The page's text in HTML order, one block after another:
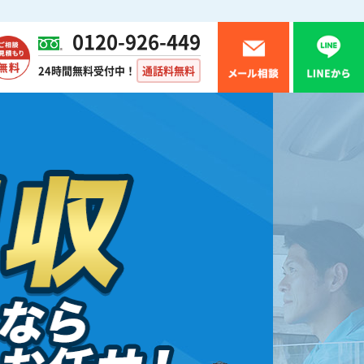
0120-926-449
24時間無料受付中！ 通話料無料